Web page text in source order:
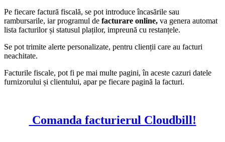
Pe fiecare factură fiscală, se pot introduce încasările sau
rambursarile, iar programul de facturare online, va genera automat
lista facturilor și statusul plaților, impreună cu restanțele.
Se pot trimite alerte personalizate, pentru clienții care au facturi
neachitate.
Facturile fiscale, pot fi pe mai multe pagini, în aceste cazuri datele
furnizorului și clientului, apar pe fiecare pagină la facturi.
Comanda facturierul Cloudbill!